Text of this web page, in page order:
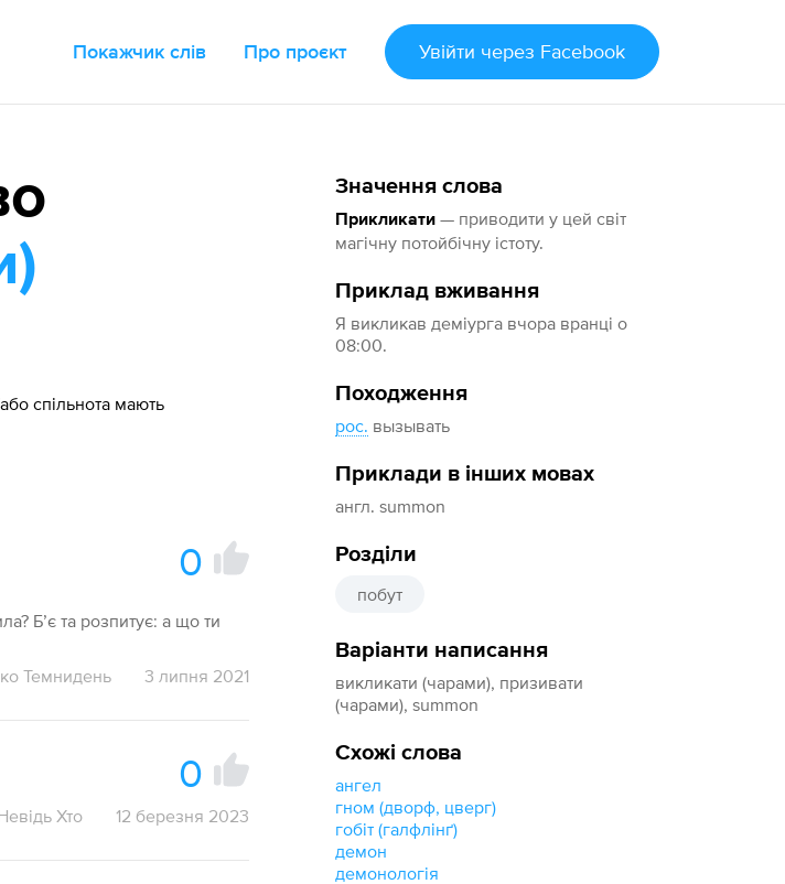
Покажчик слів Про проєкт Увійти через Facebook
Значення слова
Прикликати — приводити у цей світ
магічну потойбічну істоту.
Приклад вживання
Я викликав деміурга вчора вранці о
08:00.
Походження
рос. вызывать
Приклади в інших мовах
англ. summon
Розділи
побут
Варіанти написання
викликати (чарами), призивати
(чарами), summon
Схожі слова
ангел
гном (дворф, цверг)
гобіт (галфлінґ)
демон
демонологія
спільнота мають
0
Б’є та розпитує: а що ти
Темнидень 3 липня 2021
0
Хто 12 березня 2023